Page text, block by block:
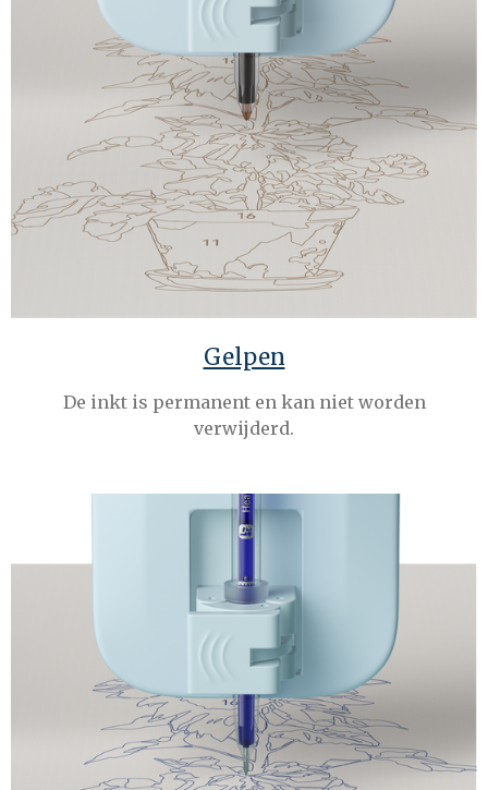
Gelpen
De inkt is permanent en kan niet worden
verwijderd.